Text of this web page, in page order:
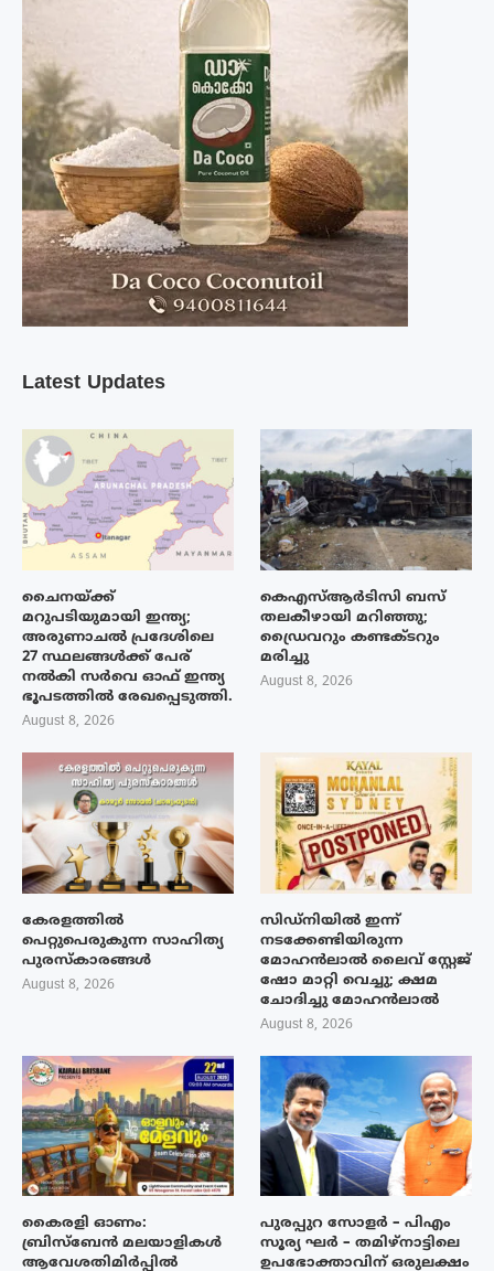
Latest Updates
ചൈനയ്ക്ക്
മറുപടിയുമായി ഇന്ത്യ;
അരുണാചൽ പ്രദേശിലെ
27 സ്ഥലങ്ങൾക്ക് പേര്
നൽകി സർവെ ഓഫ് ഇന്ത്യ
ഭൂപടത്തിൽ രേഖപ്പെടുത്തി.
August 8, 2026
കെഎസ്ആർടിസി ബസ്
തലകീഴായി മറിഞ്ഞു;
ഡ്രൈവറും കണ്ടക്ടറും
മരിച്ചു
August 8, 2026
കേരളത്തിൽ
പെറ്റുപെരുകുന്ന സാഹിത്യ
പുരസ്‌കാരങ്ങൾ
August 8, 2026
സിഡ്നിയിൽ ഇന്ന്
നടക്കേണ്ടിയിരുന്ന
മോഹൻലാൽ ലൈവ് സ്റ്റേജ്
ഷോ മാറ്റി വെച്ചു; ക്ഷമ
ചോദിച്ചു മോഹൻലാൽ
August 8, 2026
കൈരളി ഓണം:
ബ്രിസ്ബേൻ മലയാളികൾ
ആവേശതിമിർപ്പിൽ
പുരപ്പുറ സോളർ – പിഎം
സൂര്യ ഘർ – തമിഴ്നാട്ടിലെ
ഉപഭോക്താവിന് ഒരുലക്ഷം